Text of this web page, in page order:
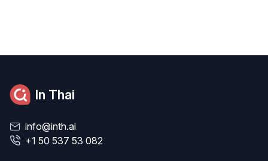
In Thai
info@inth.ai
+1 50 537 53 082